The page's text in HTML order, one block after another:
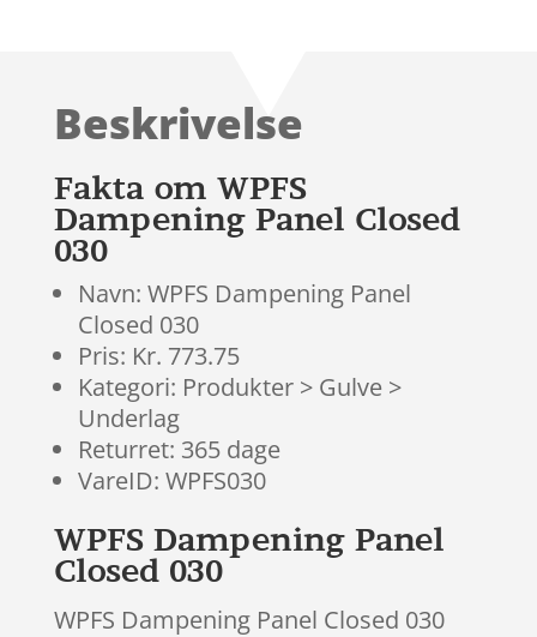
kundebedø
Beskrivelse
Fakta om WPFS
Dampening Panel Closed
030
Navn: WPFS Dampening Panel
Closed 030
Pris: Kr. 773.75
Kategori: Produkter > Gulve >
Underlag
Returret: 365 dage
VareID: WPFS030
WPFS Dampening Panel
Closed 030
WPFS Dampening Panel Closed 030